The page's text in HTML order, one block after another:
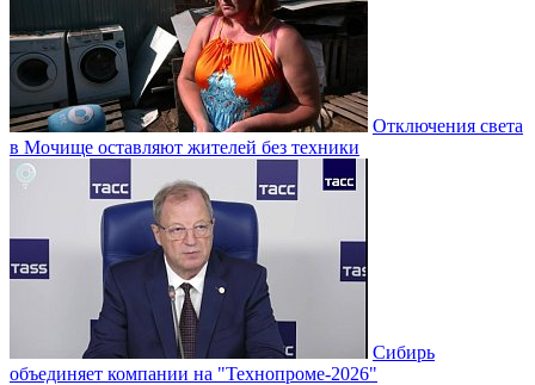
Отключения света
в Мочище оставляют жителей без техники
Сибирь
объединяет компании на "Технопроме-2026"